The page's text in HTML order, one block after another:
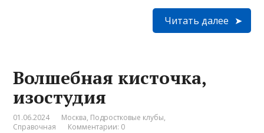
Читать далее
Волшебная кисточка,
изостудия
01.06.2024 Москва, Подростковые клубы,
Справочная
Комментарии: 0